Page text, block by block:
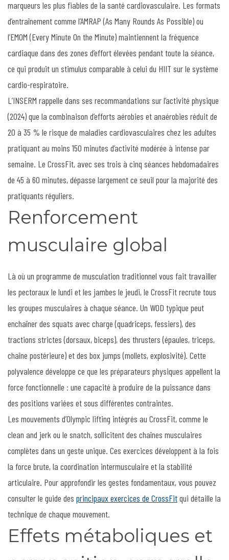
marqueurs les plus fiables de la santé cardiovasculaire. Les formats
d’entraînement comme l’AMRAP (As Many Rounds As Possible) ou
l’EMOM (Every Minute On the Minute) maintiennent la fréquence
cardiaque dans des zones d’effort élevées pendant toute la séance,
ce qui produit un stimulus comparable à celui du HIIT sur le système
cardio-respiratoire.
L’INSERM rappelle dans ses recommandations sur l’activité physique
(2024) que la combinaison d’efforts aérobies et anaérobies réduit de
20 à 35 % le risque de maladies cardiovasculaires chez les adultes
pratiquant au moins 150 minutes d’activité modérée à intense par
semaine. Le CrossFit, avec ses trois à cinq séances hebdomadaires
de 45 à 60 minutes, dépasse largement ce seuil pour la majorité des
pratiquants réguliers.
Renforcement
musculaire global
Là où un programme de musculation traditionnel vous fait travailler
les pectoraux le lundi et les jambes le jeudi, le CrossFit recrute tous
les groupes musculaires à chaque séance. Un WOD typique peut
enchaîner des squats avec charge (quadriceps, fessiers), des
tractions strictes (dorsaux, biceps), des thrusters (épaules, triceps,
chaîne postérieure) et des box jumps (mollets, explosivité). Cette
polyvalence développe ce que les préparateurs physiques appellent la
force fonctionnelle : une capacité à produire de la puissance dans
des positions variées et sous différentes contraintes.
Les mouvements d’Olympic lifting intégrés au CrossFit, comme le
clean and jerk ou le snatch, sollicitent des chaînes musculaires
complètes dans un geste unique. Ces exercices développent à la fois
la force brute, la coordination intermusculaire et la stabilité
articulaire. Pour approfondir les gestes fondamentaux, vous pouvez
consulter le guide des principaux exercices de CrossFitqui détaille la
technique de chaque mouvement.
Effets métaboliques et